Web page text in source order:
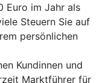
Euro im Jahr als
Steuern Sie auf
persönlichen
Kundinnen und
Marktführer für